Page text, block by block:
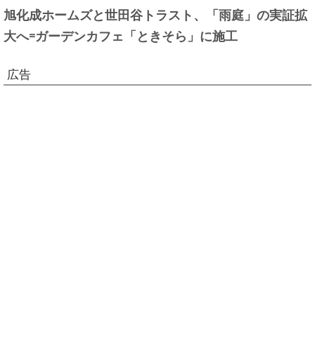
旭化成ホームズと世田谷トラスト、「雨庭」の実証拡
大へ=ガーデンカフェ「ときそら」に施工
広告